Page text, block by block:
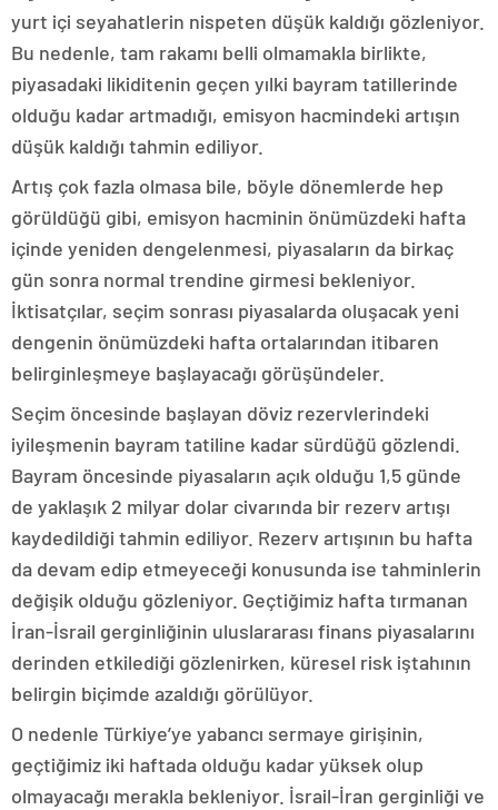
yurt içi seyahatlerin nispeten düşük kaldığı gözleniyor.
Bu nedenle, tam rakamı belli olmamakla birlikte,
piyasadaki likiditenin geçen yılki bayram tatillerinde
olduğu kadar artmadığı, emisyon hacmindeki artışın
düşük kaldığı tahmin ediliyor.
Artış çok fazla olmasa bile, böyle dönemlerde hep
görüldüğü gibi, emisyon hacminin önümüzdeki hafta
içinde yeniden dengelenmesi, piyasaların da birkaç
gün sonra normal trendine girmesi bekleniyor.
İktisatçılar, seçim sonrası piyasalarda oluşacak yeni
dengenin önümüzdeki hafta ortalarından itibaren
belirginleşmeye başlayacağı görüşündeler.
Seçim öncesinde başlayan döviz rezervlerindeki
iyileşmenin bayram tatiline kadar sürdüğü gözlendi.
Bayram öncesinde piyasaların açık olduğu 1,5 günde
de yaklaşık 2 milyar dolar civarında bir rezerv artışı
kaydedildiği tahmin ediliyor. Rezerv artışının bu hafta
da devam edip etmeyeceği konusunda ise tahminlerin
değişik olduğu gözleniyor. Geçtiğimiz hafta tırmanan
İran-İsrail gerginliğinin uluslararası finans piyasalarını
derinden etkilediği gözlenirken, küresel risk iştahının
belirgin biçimde azaldığı görülüyor.
O nedenle Türkiye’ye yabancı sermaye girişinin,
geçtiğimiz iki haftada olduğu kadar yüksek olup
olmayacağı merakla bekleniyor. İsrail-İran gerginliği ve